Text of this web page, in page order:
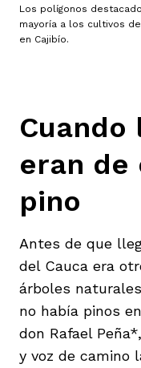
Los polígonos
mayoría a los cultivos
en Cajibío.
Cuando
eran de
pino
Antes de que
del Cauca era
árboles
no había pinos
don Rafael
y voz de camino